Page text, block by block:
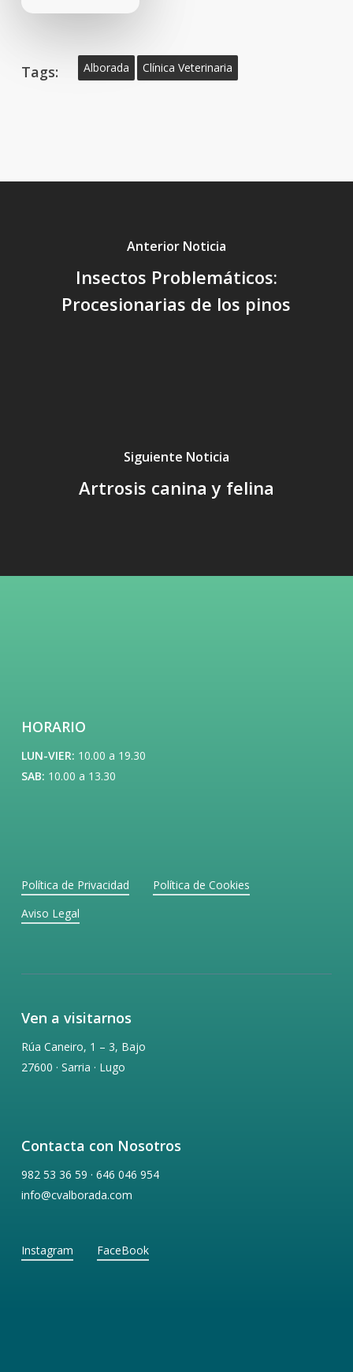
Tags: Alborada Clínica Veterinaria
Anterior Noticia
Insectos Problemáticos:
Procesionarias de los pinos
Siguiente Noticia
Artrosis canina y felina
HORARIO
LUN-VIER: 10.00 a 19.30
SAB: 10.00 a 13.30
Política de Privacidad
Política de Cookies
Aviso Legal
Ven a visitarnos
Rúa Caneiro, 1 – 3, Bajo
27600 · Sarria · Lugo
Contacta con Nosotros
982 53 36 59 · 646 046 954
info@cvalborada.com
Instagram FaceBook